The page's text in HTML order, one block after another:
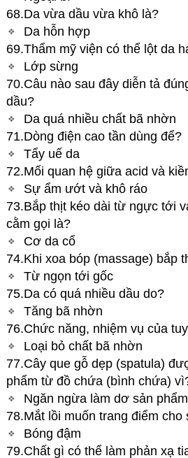
68.Da vừa dầu vừa khô là?
Da hỗn hợp
69.Thẩm mỹ viện có thể lột da
Lớp sừng
70.Câu nào sau đây diễn tả
dầu?
Da quá nhiều chất bã nhờn
71.Dòng điện cao tần dùng để?
Tẩy uế da
72.Mối quan hệ giữa acid và
Sự ẩm ướt và khô ráo
73.Bắp thịt kéo dài từ ngực tới
cằm gọi là?
Cơ da cổ
74.Khi xoa bóp (massage) bắp
Từ ngọn tới gốc
75.Da có quá nhiều dầu do?
Tăng bã nhờn
76.Chức năng, nhiệm vụ của
Loại bỏ chất bã nhờn
77.Cây que gỗ dẹp (spatula)
phẩm từ đồ chứa (bình chứa)
Ngăn ngừa làm dơ sản phẩm
78.Mắt lồi muốn trang điểm cho
Bóng đậm
79.Chất gì có thể làm phản xạ